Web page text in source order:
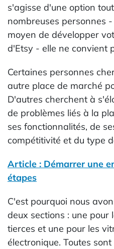
s'agisse d'une option
nombreuses personnes
moyen de développer
d'Etsy - elle ne convient
Certaines personnes
autre place de marché
D'autres cherchent à
de problèmes liés à la
ses fonctionnalités, de
compétitivité et du type
Article : Démarrer une
étapes
C'est pourquoi nous
deux sections : une pour
tierces et une pour les
électronique. Toutes